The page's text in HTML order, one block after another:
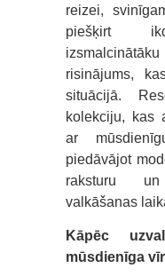
reizei,
piešķirt
risinājums,
situācijā.
kolekciju, kas
ar
piedāvājot
raksturu
valkāšanas
Kāpēc
mūsdienīga